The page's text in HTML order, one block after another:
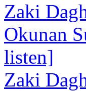
Zaki
Okunan
listen]
Zaki